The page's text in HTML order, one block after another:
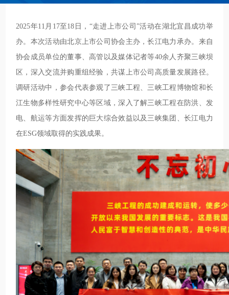
2025年11月17至18日，“走进上市公司”活动在湖北宜昌成功举
办。本次活动由北京上市公司协会主办，长江电力承办。来自
协会成员单位的董事、高管以及媒体记者等40余人齐聚三峡坝
区，深入交流并购重组经验，共谋上市公司高质量发展路径。
调研活动中，参会代表参观了三峡工程、三峡工程博物馆和长
江生物多样性研究中心等区域，深入了解三峡工程在防洪、发
电、航运等方面发挥的巨大综合效益以及三峡集团、长江电力
在ESG领域取得的实践成果。